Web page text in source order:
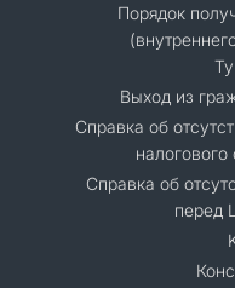
Порядок
Выход из
Справка об
Справка об
перед